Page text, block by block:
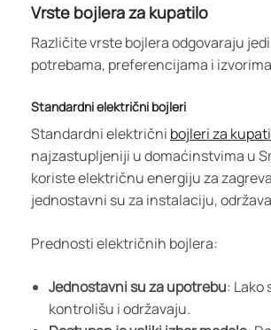
Vrste bojlera za kupatilo
Različite vrste bojlera odgovaraju
potrebama, preferencijama i
Standardni električni bojleri
Standardni električni bojleri za
najzastupljeniji u domaćinstvima u
koriste električnu energiju za
jednostavni su za instalaciju,
Prednosti električnih bojlera:
Jednostavni su za upotrebu: Lako
kontrolišu i održavaju.